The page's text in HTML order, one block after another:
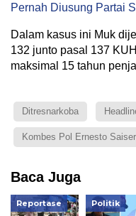
Pernah Diusung Partai
Dalam kasus ini Muk
132 junto pasal 137
maksimal 15 tahun
Ditresnarkoba
Kombes Pol Ernesto Saiser
Baca Juga
Reportase Politik